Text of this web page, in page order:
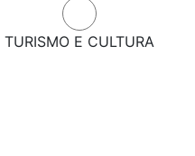
TURISMO E CULTURA